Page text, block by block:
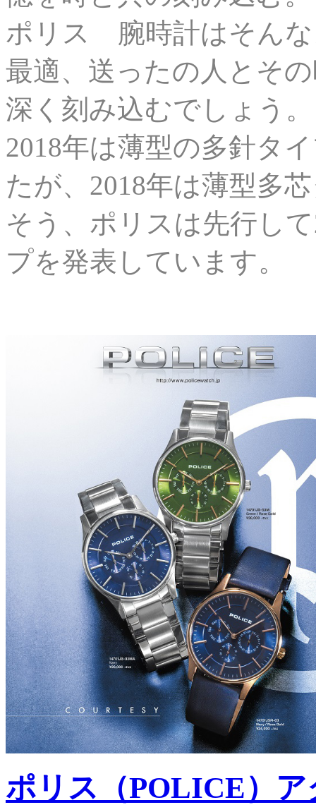
ポリス 腕時計はそん
最適、送ったの人とそ
深く刻み込むでしょう。
2018年は薄型の多針タ
たが、2018年は薄型多
そう、ポリスは先行し
プを発表しています。
ポリス（POLICE）ア